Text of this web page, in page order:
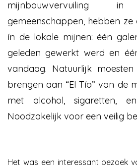
gemeenschappen, hebben
ín de lokale mijnen: één
geleden gewerkt werd en
vandaag. Natuurlijk
brengen aan “El Tío” van de
met alcohol, sigaretten,
Noodzakelijk voor een veilig
Het was een interessant bezoek